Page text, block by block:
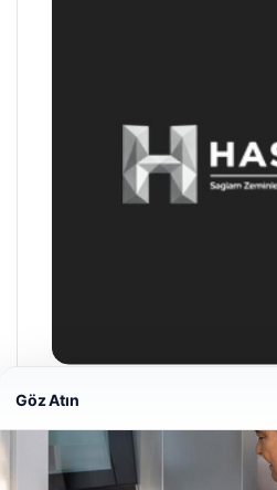
Enes Kaplan Avukatlık Bürosu
28/04/2026
Göz Atın